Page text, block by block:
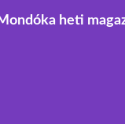
heti